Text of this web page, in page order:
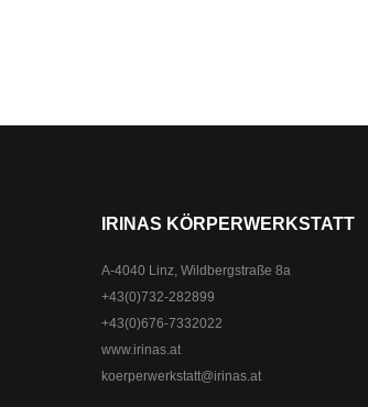
IRINAS KÖRPERWERKSTATT
A-4040 Linz, Wildbergstraße 8a
+43(0)732-282899
+43(0)676-7332022
www.irinas.at
koerperwerkstatt@irinas.at